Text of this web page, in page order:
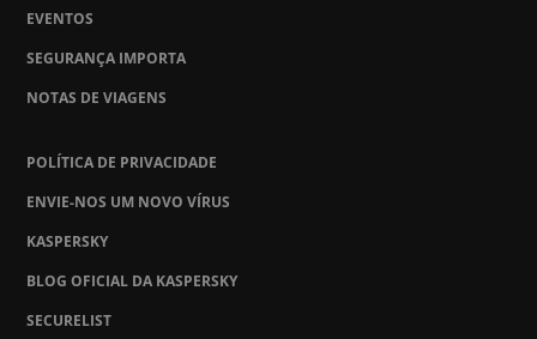
EVENTOS
SEGURANÇA IMPORTA
NOTAS DE VIAGENS
POLÍTICA DE PRIVACIDADE
ENVIE-NOS UM NOVO VÍRUS
KASPERSKY
BLOG OFICIAL DA KASPERSKY
SECURELIST